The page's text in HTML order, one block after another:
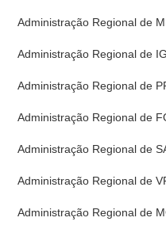
Administração Regional de
Administração Regional de
Administração Regional de
Administração Regional de
Administração Regional de
Administração Regional de
Administração Regional de